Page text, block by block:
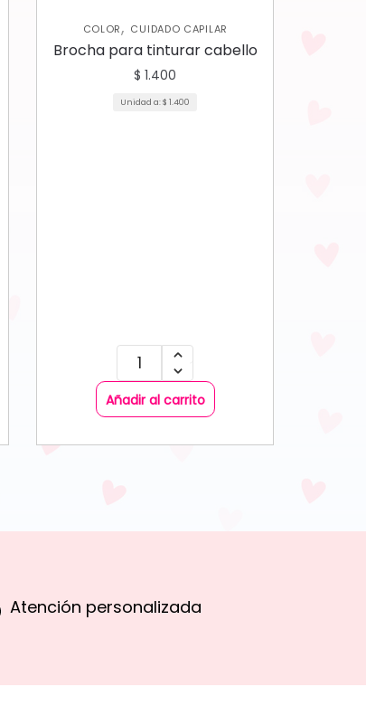
COLOR, CUIDADO CAPILAR
Brocha para tinturar cabello
$ 1.400
Unidad a:$ 1.400
Añadir al carrito
Atención personalizada